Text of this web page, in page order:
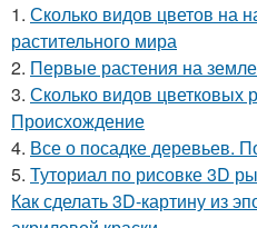
1. Сколько видов цветов на
растительного мира
2. Первые растения на
3. Сколько видов цветковых
Происхождение
4. Все о посадке деревьев.
5. Туториал по рисовке 3D
Как сделать 3D-картину из